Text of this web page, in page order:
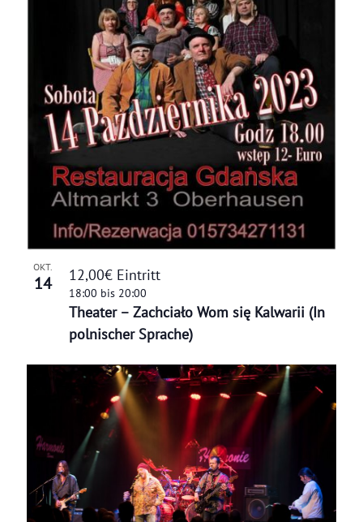
OKT.
14
Theater – Zachciało Wom się Kalwarii (In
polnischer Sprache)
18:00 bis 20:00
12,00€ Eintritt